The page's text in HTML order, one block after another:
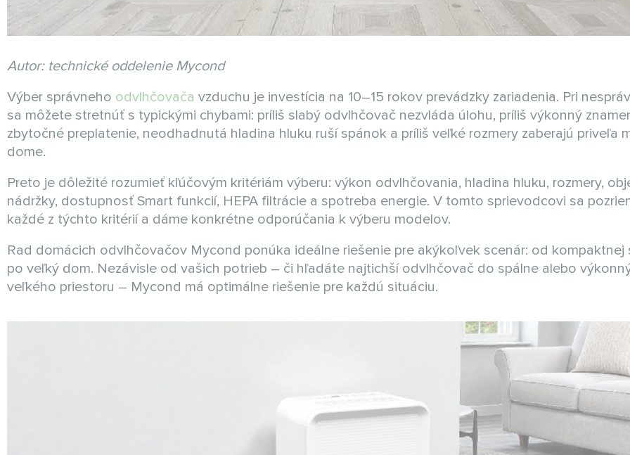
Autor: technické oddelenie Mycond
Výber správneho odvlhčovača vzduchu je investícia na 10–15 rokov prevádzky zariadenia. Pri
sa môžete stretnúť s typickými chybami: príliš slabý odvlhčovač nezvláda úlohu, príliš výkonný
zbytočné preplatenie, neodhadnutá hladina hluku ruší spánok a príliš veľké rozmery zaberajú priveľa
dome.
Preto je dôležité rozumieť kľúčovým kritériám výberu: výkon odvlhčovania, hladina hluku, rozmery,
nádržky, dostupnosť Smart funkcií, HEPA filtrácie a spotreba energie. V tomto sprievodcovi sa
každé z týchto kritérií a dáme konkrétne odporúčania k výberu modelov.
Rad domácich odvlhčovačov Mycond ponúka ideálne riešenie pre akýkoľvek scenár: od kompaktnej
po veľký dom. Nezávisle od vašich potrieb – či hľadáte najtichší odvlhčovač do spálne alebo
veľkého priestoru – Mycond má optimálne riešenie pre každú situáciu.